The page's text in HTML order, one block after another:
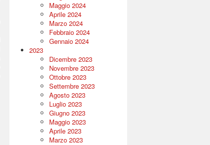
Maggio 2024
Aprile 2024
Marzo 2024
Febbraio 2024
Gennaio 2024
2023
Dicembre 2023
Novembre 2023
Ottobre 2023
Settembre 2023
Agosto 2023
Luglio 2023
Giugno 2023
Maggio 2023
Aprile 2023
Marzo 2023